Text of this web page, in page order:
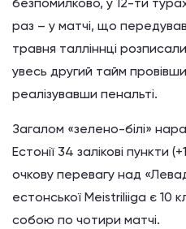
раз – у матчі, що передував
травня талліннці
увесь другий тайм
реалізувавши пенальті.
Загалом «зелено-білі»
Естонії 34 залікові пункти
очкову перевагу над
естонської Meistriliiga є 10
собою по чотири матчі.